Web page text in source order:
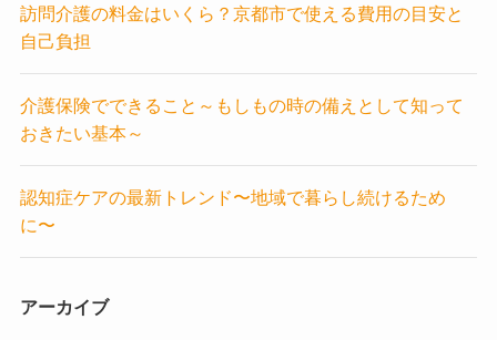
訪問介護の料金はいくら？京都市で使える費用の目安と
自己負担
介護保険でできること～もしもの時の備えとして知って
おきたい基本～
認知症ケアの最新トレンド〜地域で暮らし続けるため
に〜
アーカイブ